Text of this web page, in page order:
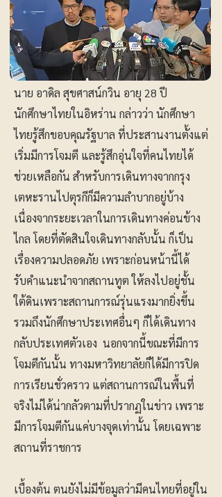
นาย อาดิล สุขศาสน์กวิน อายุ 28 ปี
นักศึกษาไทยในอิหร่าน กล่าวว่า นักศึกษา
ไทยรู้สึกขอบคุณรัฐบาล ที่ประสานงานตั้งแต่
เริ่มมีการโจมตี และรู้สึกอุ่นใจที่คนไทยได้
ช่วยเหลือกัน สำหรับการเดินทางจากกรุง
เตหะรานไปตุรกีก็มีความลำบากอยู่บ้าง
เนื่องจากระยะเวลาในการเดินทางค่อนข้าง
ไกล โดยที่ตัดสินใจเดินทางกลับนั้น ก็เป็น
เรื่องความปลอดภัย เพราะก่อนหน้านี้ได้
รับคำแนะนำจากสถานทูต ให้ลงไปอยู่ชั้น
ใต้ดินเพราะสถานการณ์รุ่นแรงมากยิ่งขึ้น
รวมถึงนักศึกษาประเทศอื่นๆ ก็ได้เดินทาง
กลับประเทศตัวเอง นอกจากนี้ขณะที่มีการ
โจมตีกันนั้น ทางมหาวิทยาลัยก็ได้มีการปิด
การเรียนชั่วคราว แต่สถานการณ์ในพื้นที่
จริงไม่ได้น่ากลัวตามที่ปรากฏในข่าว เพราะ
มีการโจมตีกันแค่บางจุดเท่านั้น โดยเฉพาะ
สถานที่ราชการ
เบื้องต้น ตนยังไม่มีข้อมูลว่ามีคนไทยที่อยู่ใน